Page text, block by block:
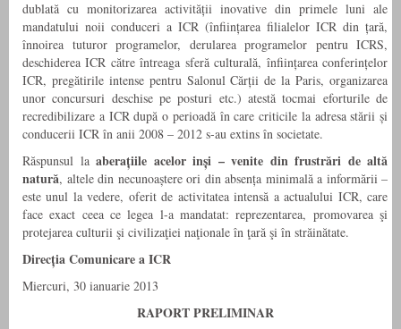
dublată cu monitorizarea activității inovative din primele luni ale
mandatului noii conduceri a ICR (înființarea filialelor ICR din țară,
înnoirea tuturor programelor, derularea programelor pentru ICRS,
deschiderea ICR către întreaga sferă culturală, înființarea conferințelor
ICR, pregătirile intense pentru Salonul Cărții de la Paris, organizarea
unor concursuri deschise pe posturi etc.) atestă tocmai eforturile de
recredibilizare a ICR după o perioadă în care criticile la adresa stării și
conducerii ICR în anii 2008 – 2012 s-au extins în societate.
Răspunsul laaberațiile acelor inși – venite din frustrări de altă
natură, altele din necunoaștere ori din absența minimală a informării –
este unul la vedere, oferit de activitatea intensă a actualului ICR, care
face exact ceea ce legea l-a mandatat: reprezentarea, promovarea şi
protejarea culturii şi civilizaţiei naţionale în ţară şi în străinătate.
Direcția Comunicare a ICR
Miercuri, 30 ianuarie 2013
RAPORT PRELIMINAR